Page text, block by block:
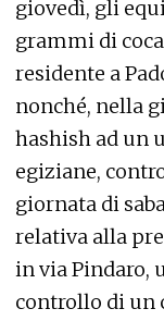
giovedì, gli
grammi di
residente a
nonché, nella
hashish ad un
egiziane,
giornata di
relativa alla
in via Pindaro,
controllo di un